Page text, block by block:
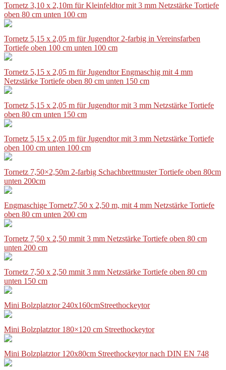
Tornetz 3,10 x 2,10m für Kleinfeldtor mit 3 mm Netzstärke Tortiefe
oben 80 cm unten 100 cm
Tornetz 5,15 x 2,05 m für Jugendtor 2-farbig in Vereinsfarben
Tortiefe oben 100 cm unten 100 cm
Tornetz 5,15 x 2,05 m für Jugendtor Engmaschig mit 4 mm
Netzstärke Tortiefe oben 80 cm unten 150 cm
Tornetz 5,15 x 2,05 m für Jugendtor mit 3 mm Netzstärke Tortiefe
oben 80 cm unten 150 cm
Tornetz 5,15 x 2,05 m für Jugendtor mit 3 mm Netzstärke Tortiefe
oben 100 cm unten 100 cm
Tornetz 7,50×2,50m 2-farbig Schachbrettmuster Tortiefe oben 80cm
unten 200cm
Engmaschige Tornetz7,50 x 2,50 m, mit 4 mm Netzstärke Tortiefe
oben 80 cm unten 200 cm
Tornetz 7,50 x 2,50 mmit 3 mm Netzstärke Tortiefe oben 80 cm
unten 200 cm
Tornetz 7,50 x 2,50 mmit 3 mm Netzstärke Tortiefe oben 80 cm
unten 150 cm
Mini Bolzplatztor 240x160cmStreethockeytor
Mini Bolzplatztor 180×120 cm Streethockeytor
Mini Bolzplatztor 120x80cm Streethockeytor nach DIN EN 748